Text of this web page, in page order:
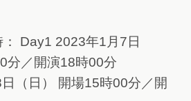
： Day1 2023年1月7日
分／開演18時00分
（日） 開場15時00分／開